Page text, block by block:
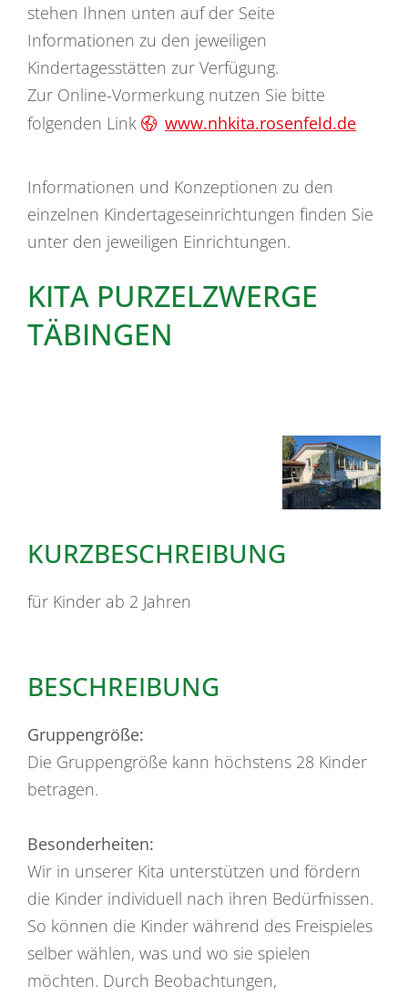
stehen Ihnen unten auf der Seite
Informationen zu den jeweiligen
Kindertagesstätten zur Verfügung.
Zur Online-Vormerkung nutzen Sie bitte
folgenden Link
www.nhkita.rosenfeld.de
Informationen und Konzeptionen zu den
einzelnen Kindertageseinrichtungen finden Sie
unter den jeweiligen Einrichtungen.
KITA PURZELZWERGE
TÄBINGEN
KURZBESCHREIBUNG
für Kinder ab 2 Jahren
BESCHREIBUNG
Gruppengröße:
Die Gruppengröße kann höchstens 28 Kinder
betragen.
Besonderheiten:
Wir in unserer Kita unterstützen und fördern
die Kinder individuell nach ihren Bedürfnissen.
So können die Kinder während des Freispieles
selber wählen, was und wo sie spielen
möchten. Durch Beobachtungen,